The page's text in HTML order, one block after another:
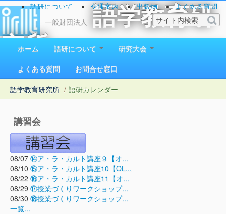
一般財団法人
語学教育研
究所
1923（大正12）年創立
語研について 交通案内 出版物
よくある質問
お問い合わせ
ホーム 語研について
研究大会
よくある質問
お問合せ窓口
語学教育研究所 / 語研カレンダー
講習会
08/07 ⑭ア・ラ・カルト講座９【オ...
08/10 ⑮ア・ラ・カルト講座10【OL...
08/22 ⑯ア・ラ・カルト講座11【オ...
08/29 ⑰授業づくりワークショップ...
08/30 ⑱授業づくりワークショップ...
一覧...